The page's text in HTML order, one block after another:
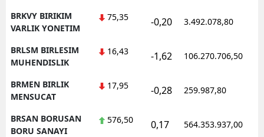
BRKVY BIRIKIM
VARLIK YONETIM
75,35 -0,20 3.492.078,80
BRLSM BIRLESIM
MUHENDISLIK
16,43 -1,62 106.270.706,50
BRMEN BIRLIK
MENSUCAT
17,95 -0,28 259.987,80
BRSAN BORUSAN
BORU SANAYI
576,50 0,17 564.353.937,00